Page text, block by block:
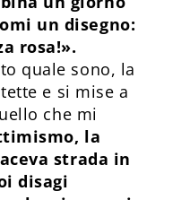
un disegno:
rosa!».
quale sono, la
e si mise a
che mi
la
strada in
disagi